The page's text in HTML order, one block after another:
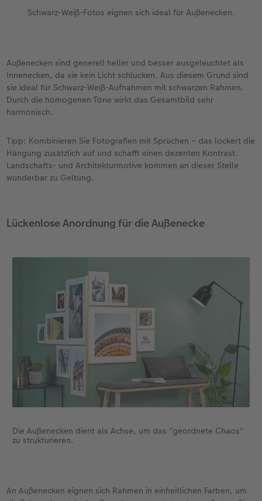
Schwarz-Weiß-Fotos eignen sich ideal für Außenecken.
Außenecken sind generell heller und besser ausgeleuchtet als
Innenecken, da sie kein Licht schlucken. Aus diesem Grund sind
sie ideal für Schwarz-Weiß-Aufnahmen mit schwarzen Rahmen.
Durch die homogenen Töne wirkt das Gesamtbild sehr
harmonisch.
Tipp: Kombinieren Sie Fotografien mit Sprüchen – das lockert die
Hängung zusätzlich auf und schafft einen dezenten Kontrast.
Landschafts- und Architekturmotive kommen an dieser Stelle
wunderbar zu Geltung.
Lückenlose Anordnung für die Außenecke
Die Außenecken dient als Achse, um das "geordnete Chaos"
zu strukturieren.
An Außenecken eignen sich Rahmen in einheitlichen Farben, um